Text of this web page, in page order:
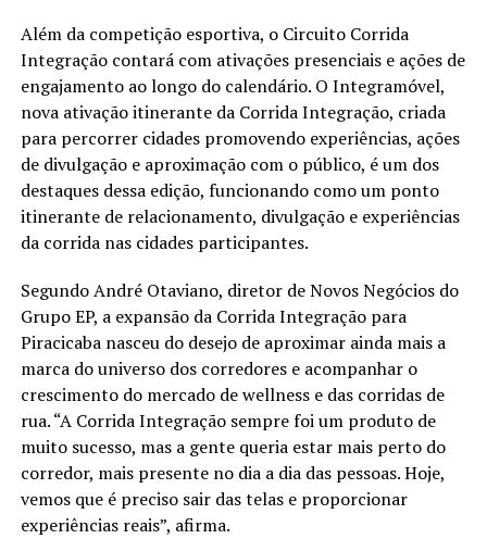
Além da competição esportiva, o Circuito Corrida
Integração contará com ativações presenciais e ações de
engajamento ao longo do calendário. O Integramóvel,
nova ativação itinerante da Corrida Integração, criada
para percorrer cidades promovendo experiências, ações
de divulgação e aproximação com o público, é um dos
destaques dessa edição, funcionando como um ponto
itinerante de relacionamento, divulgação e experiências
da corrida nas cidades participantes.
Segundo André Otaviano, diretor de Novos Negócios do
Grupo EP, a expansão da Corrida Integração para
Piracicaba nasceu do desejo de aproximar ainda mais a
marca do universo dos corredores e acompanhar o
crescimento do mercado de wellness e das corridas de
rua. “A Corrida Integração sempre foi um produto de
muito sucesso, mas a gente queria estar mais perto do
corredor, mais presente no dia a dia das pessoas. Hoje,
vemos que é preciso sair das telas e proporcionar
experiências reais”, afirma.